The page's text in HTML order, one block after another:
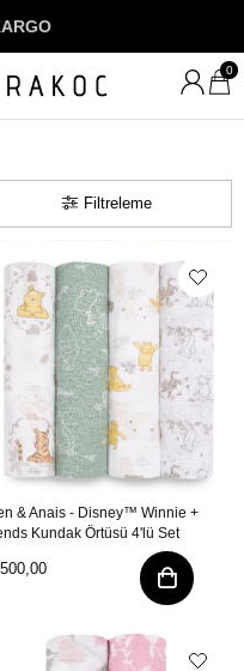
0
Filtreleme
& Anais - Disney™ Winnie +
Kundak Örtüsü 4'lü Set